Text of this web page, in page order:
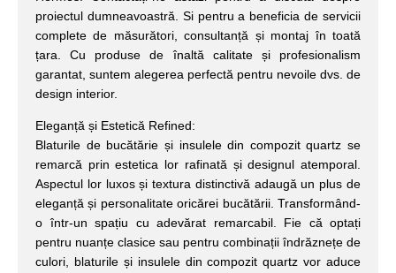
proiectul dumneavoastră. Si pentru a beneficia de servicii
complete de măsurători, consultanță și montaj în toată
țara. Cu produse de înaltă calitate și profesionalism
garantat, suntem alegerea perfectă pentru nevoile dvs. de
design interior.
Eleganță și Estetică Refined:
Blaturile de bucătărie și insulele din compozit quartz se
remarcă prin estetica lor rafinată și designul atemporal.
Aspectul lor luxos și textura distinctivă adaugă un plus de
eleganță și personalitate oricărei bucătării. Transformând-
o într-un spațiu cu adevărat remarcabil. Fie că optați
pentru nuanțe clasice sau pentru combinații îndrăznețe de
culori, blaturile și insulele din compozit quartz vor aduce